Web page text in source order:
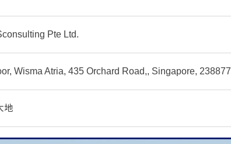
Pte Ltd.
Wisma Atria, 435 Orchard Road,, Singapore, 238877
地